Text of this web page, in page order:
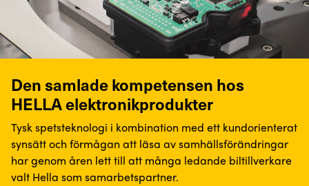
Den samlade kompetensen hos
HELLA elektronikprodukter
Tysk spetsteknologi i kombination med ett kundorienterat
synsätt och förmågan att läsa av samhällsförändringar
har genom åren lett till att många ledande biltillverkare
valt Hella som samarbetspartner.